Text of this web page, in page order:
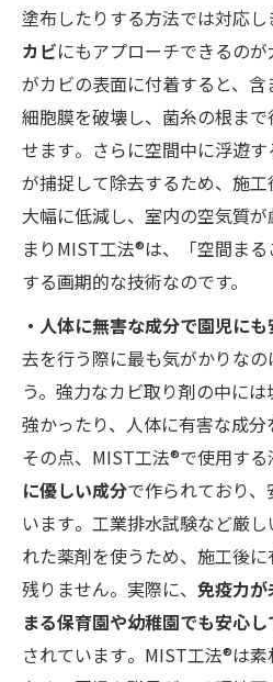
塗布したりする方法では対応し
カビにもアプローチできるの
がカビの表面に付着すると、
細胞膜を破壊し、菌糸の根ま
せます​。さらに空間中に浮遊
が捕捉して除去するため、施
大幅に低減し、室内の空気質
まりMIST工法®は、「空間ま
する画期的な技術なのです。
・人体に無害な成分で園児に
去を行う際に最も気がかりな
う。強力なカビ取り剤の中に
強かったり、人体に有害な成分
その点、MIST工法®で使用する
に優しい成分で作られており
います​。工業排水試験など厳
れた薬剤を使うため、施工後
残りません​。実際に、 免疫力
まる保育園や幼稚園でも安心
されています​。MIST工法®は